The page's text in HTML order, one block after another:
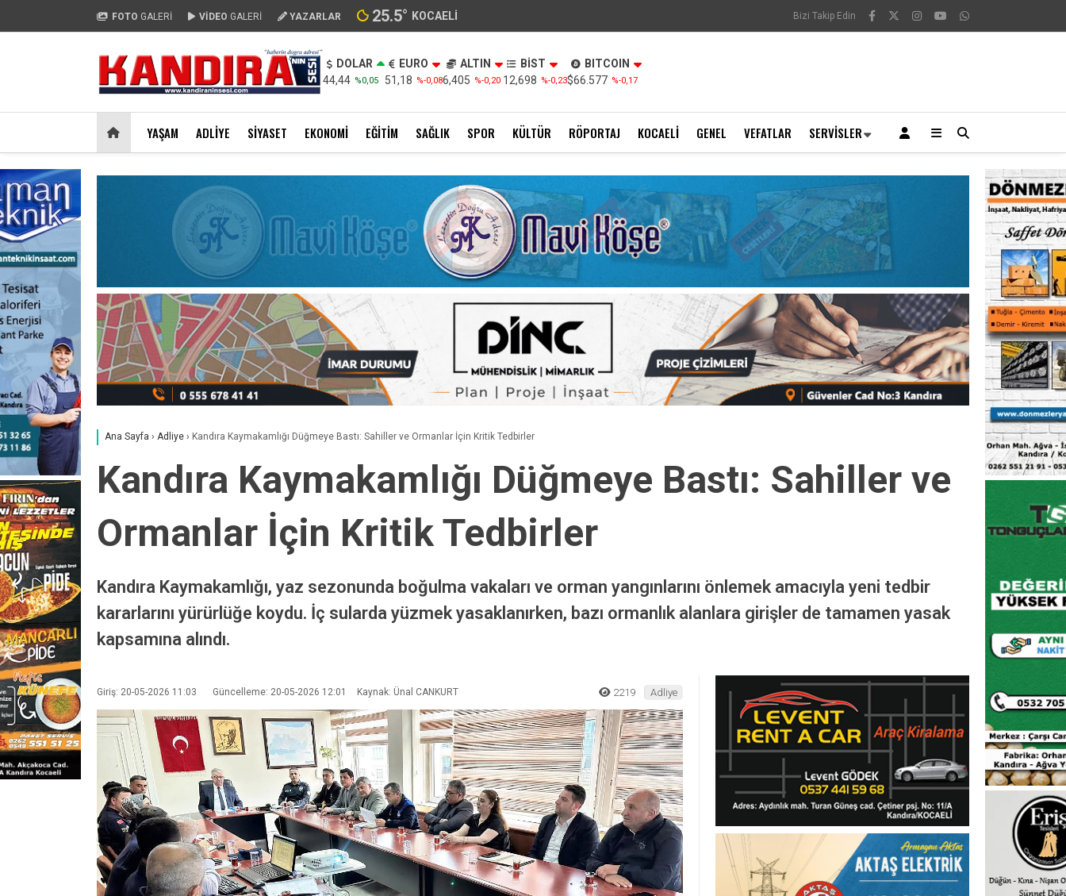
FOTO GALERİ VİDEO GALERİ YAZARLAR 25.5° KOCAELI Bizi Takip Edin
DOLAR
44,44 %0,05
EURO
51,18 %-0,08
ALTIN
6,405 %-0,20
BİST
12,698 %-0,23
BITCOIN
$66.577 %-0,17
YAŞAM ADLIYE SIYASET EKONOMI EĞITIM SAĞLIK SPOR KÜLTÜR RÖPORTAJ KOCAELI GENEL VEFATLAR SERVISLER
Ana Sayfa › Adliye › Kandıra Kaymakamlığı Düğmeye Bastı: Sahiller ve Ormanlar İçin Kritik Tedbirler
Kandıra Kaymakamlığı Düğmeye Bastı: Sahiller ve
Ormanlar İçin Kritik Tedbirler
Kandıra Kaymakamlığı, yaz sezonunda boğulma vakaları ve orman yangınlarını önlemek amacıyla yeni tedbir
kararlarını yürürlüğe koydu. İç sularda yüzmek yasaklanırken, bazı ormanlık alanlara girişler de tamamen yasak
kapsamına alındı.
Giriş: 20-05-2026 11:03 Güncelleme: 20-05-2026 12:01 Kaynak: Ünal CANKURT 2219 Adliye